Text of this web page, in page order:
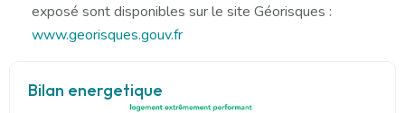
exposé sont disponibles sur le site Géorisques :
www.georisques.gouv.fr
Bilan energetique